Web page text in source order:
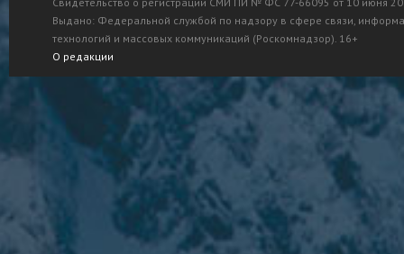
Выдано: Федеральной службой по надзору в сфере связи,
технологий и массовых коммуникаций (Роскомнадзор). 16+
О редакции